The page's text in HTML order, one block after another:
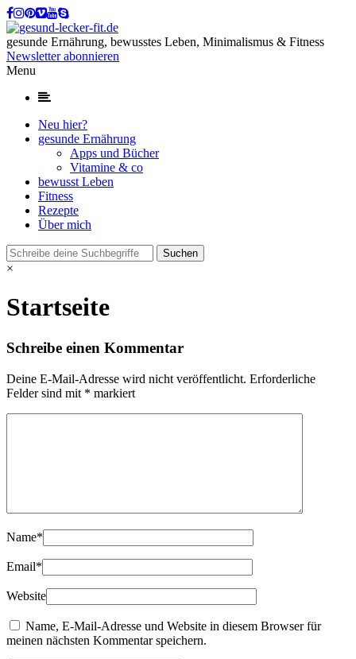
gesunde Ernährung, bewusstes Leben, Minimalismus & Fitness
Newsletter abonnieren
Menu
Neu hier?
gesunde Ernährung
Apps und Bücher
Vitamine & co
bewusst Leben
Fitness
Rezepte
Über mich
×
Startseite
Schreibe einen Kommentar
Deine E-Mail-Adresse wird nicht veröffentlicht. Erforderliche
Felder sind mit * markiert
Name*
Email*
Website
Name, E-Mail-Adresse und Website in diesem Browser für
meinen nächsten Kommentar speichern.